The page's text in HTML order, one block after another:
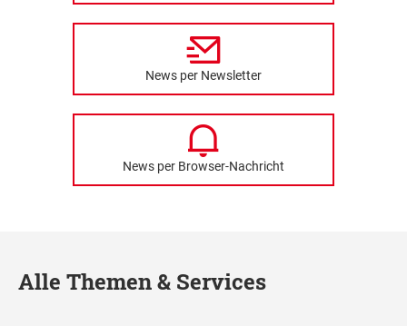
News per Newsletter
News per Browser-Nachricht
Alle Themen & Services